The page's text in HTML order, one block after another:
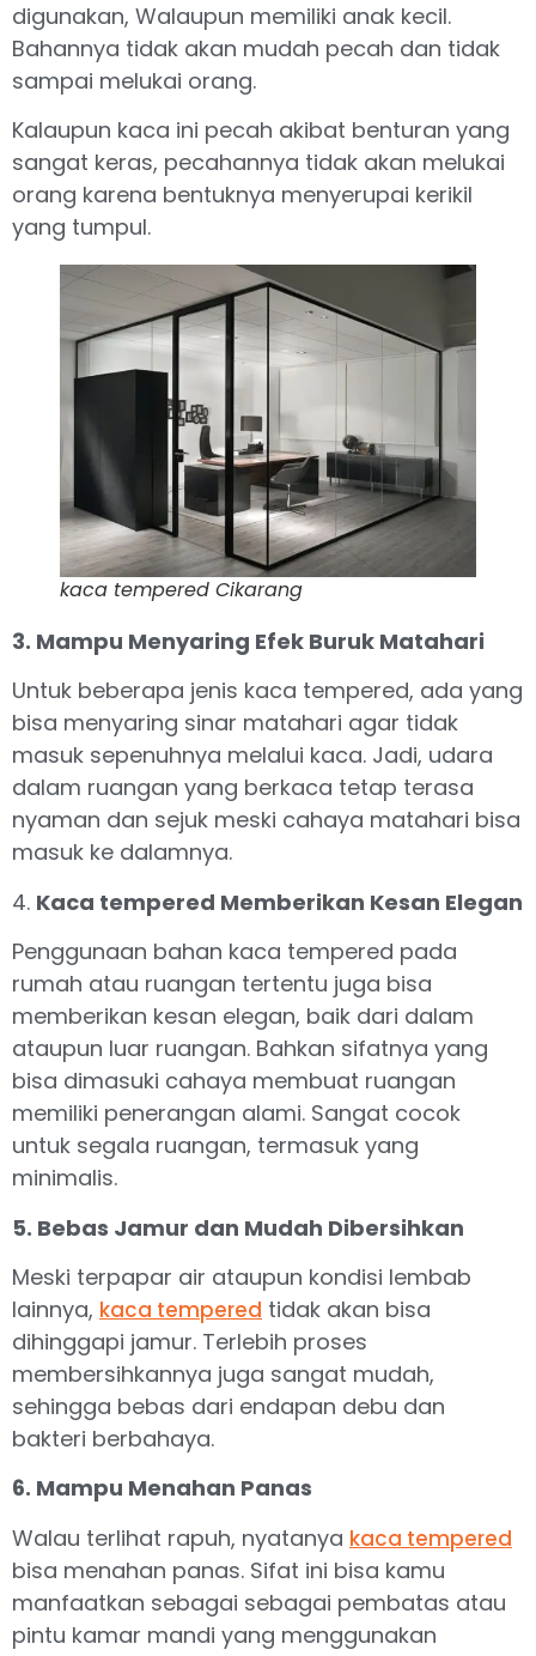
digunakan, Walaupun memiliki anak kecil.
Bahannya tidak akan mudah pecah dan tidak
sampai melukai orang.
Kalaupun kaca ini pecah akibat benturan yang
sangat keras, pecahannya tidak akan melukai
orang karena bentuknya menyerupai kerikil
yang tumpul.
kaca tempered Cikarang
3. Mampu Menyaring Efek Buruk Matahari
Untuk beberapa jenis kaca tempered, ada yang
bisa menyaring sinar matahari agar tidak
masuk sepenuhnya melalui kaca. Jadi, udara
dalam ruangan yang berkaca tetap terasa
nyaman dan sejuk meski cahaya matahari bisa
masuk ke dalamnya.
4. Kaca tempered Memberikan Kesan Elegan
Penggunaan bahan kaca tempered pada
rumah atau ruangan tertentu juga bisa
memberikan kesan elegan, baik dari dalam
ataupun luar ruangan. Bahkan sifatnya yang
bisa dimasuki cahaya membuat ruangan
memiliki penerangan alami. Sangat cocok
untuk segala ruangan, termasuk yang
minimalis.
5. Bebas Jamur dan Mudah Dibersihkan
Meski terpapar air ataupun kondisi lembab
lainnya, kaca tempered tidak akan bisa
dihinggapi jamur. Terlebih proses
membersihkannya juga sangat mudah,
sehingga bebas dari endapan debu dan
bakteri berbahaya.
6. Mampu Menahan Panas
Walau terlihat rapuh, nyatanya kaca tempered
bisa menahan panas. Sifat ini bisa kamu
manfaatkan sebagai sebagai pembatas atau
pintu kamar mandi yang menggunakan